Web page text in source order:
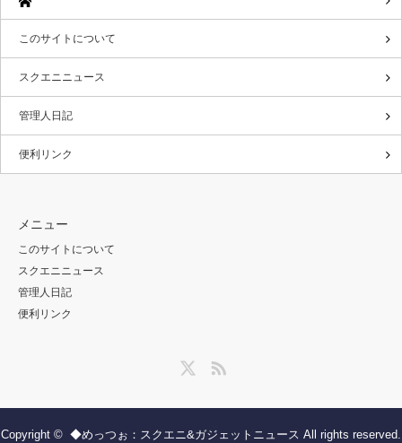
このサイトについて
スクエニニュース
管理人日記
便利リンク
メニュー
このサイトについて
スクエニニュース
管理人日記
便利リンク
Copyright © ◆めっつぉ：スクエニ&ガジェットニュース All rights reserved.